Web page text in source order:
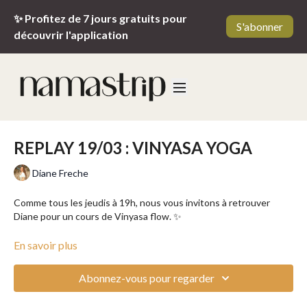
✨ Profitez de 7 jours gratuits pour
découvrir l'application
S'abonner
REPLAY 19/03 : VINYASA YOGA
Diane Freche
Comme tous les jeudis à 19h, nous vous invitons à retrouver
Diane pour un cours de Vinyasa flow. ✨
LeVinyasa Yoga
. Il offre un bon équilibre entre renforcement
En savoir plus
Abonnez-vous pour regarder